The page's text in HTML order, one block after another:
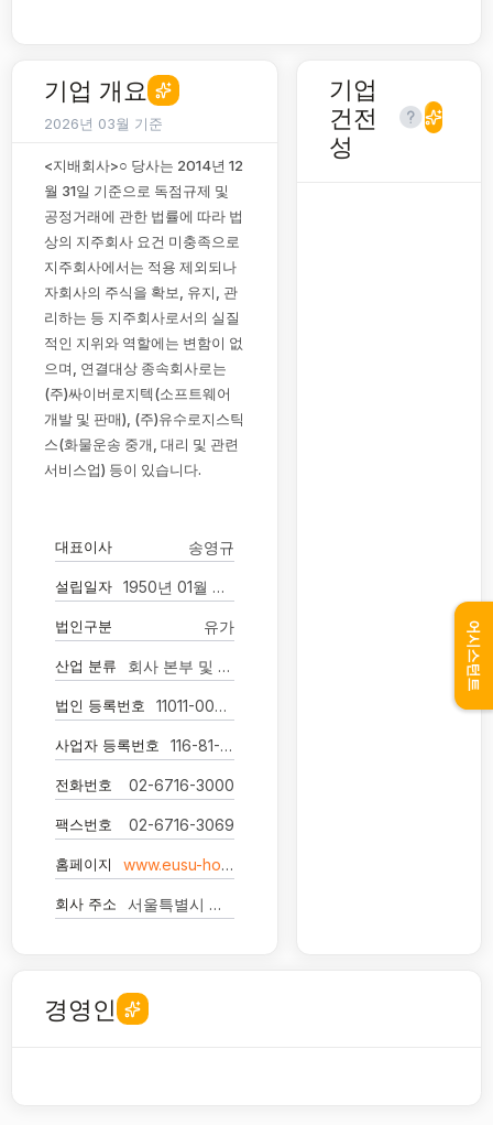
기업 개요
2026년 03월 기준
<지배회사>○ 당사는 2014년 12
월 31일 기준으로 독점규제 및
공정거래에 관한 법률에 따라 법
상의 지주회사 요건 미충족으로
지주회사에서는 적용 제외되나
자회사의 주식을 확보, 유지, 관
리하는 등 지주회사로서의 실질
적인 지위와 역할에는 변함이 없
으며, 연결대상 종속회사로는
(주)싸이버로지텍(소프트웨어
개발 및 판매), (주)유수로지스틱
스(화물운송 중개, 대리 및 관련
서비스업) 등이 있습니다.
대표이사 송영규
설립일자 1950년 01월 01일
법인구분 유가
산업 분류 회사 본부 및 경영 컨설팅 서비스업
법인 등록번호 11011-0003262
사업자 등록번호 116-81-35822
전화번호 02-6716-3000
팩스번호 02-6716-3069
홈페이지 www.eusu-holdings.com
회사 주소 서울특별시 영등포구 여의나루로 60 9층 (여의도동, 포스트타워)
기업
건전
성
경영인
어시스턴트